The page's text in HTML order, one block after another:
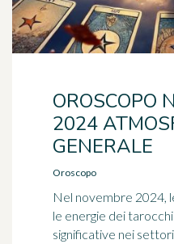
OROSCOPO
2024
GENERALE
Oroscopo
Nel novembre 2024,
le energie dei
significative nei